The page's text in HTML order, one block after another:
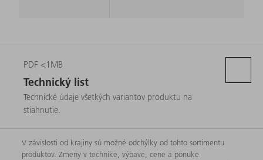
PDF <1MB
Technický list
Technické údaje všetkých variantov produktu na
stiahnutie.
V závislosti od krajiny sú možné odchýlky od tohto sortimentu
produktov. Zmeny v technike, výbave, cene a ponuke